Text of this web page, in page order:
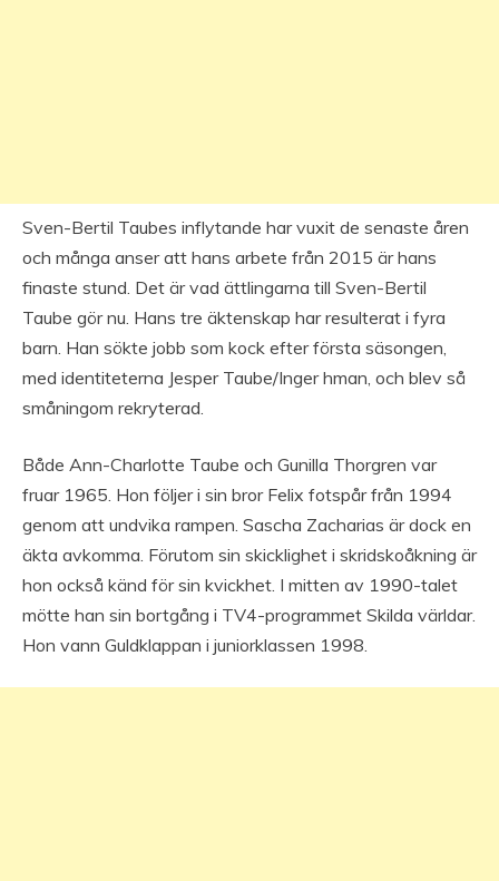
Sven-Bertil Taubes inflytande har vuxit de senaste åren
och många anser att hans arbete från 2015 är hans
finaste stund. Det är vad ättlingarna till Sven-Bertil
Taube gör nu. Hans tre äktenskap har resulterat i fyra
barn. Han sökte jobb som kock efter första säsongen,
med identiteterna Jesper Taube/Inger hman, och blev så
småningom rekryterad.
Både Ann-Charlotte Taube och Gunilla Thorgren var
fruar 1965. Hon följer i sin bror Felix fotspår från 1994
genom att undvika rampen. Sascha Zacharias är dock en
äkta avkomma. Förutom sin skicklighet i skridskoåkning är
hon också känd för sin kvickhet. I mitten av 1990-talet
mötte han sin bortgång i TV4-programmet Skilda världar.
Hon vann Guldklappan i juniorklassen 1998.